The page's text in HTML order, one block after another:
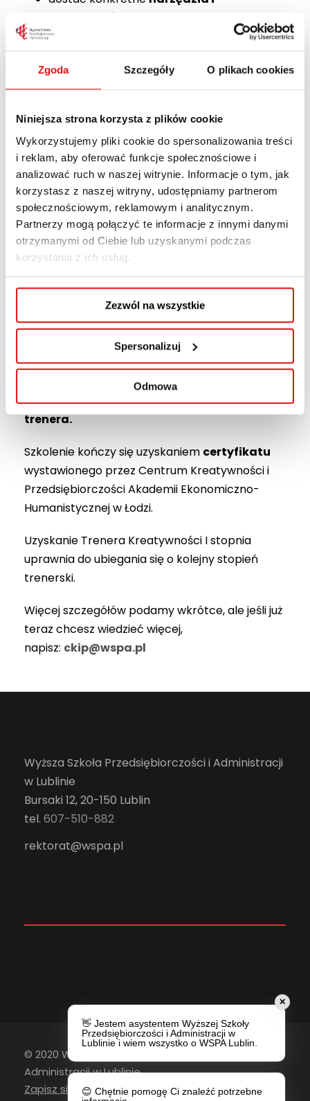
Zgoda Szczegóły O plikach cookies
Niniejsza strona korzysta z plików cookie
Wykorzystujemy pliki cookie do spersonalizowania treści
i reklam, aby oferować funkcje społecznościowe i
analizować ruch w naszej witrynie. Informacje o tym, jak
korzystasz z naszej witryny, udostępniamy partnerom
społecznościowym, reklamowym i analitycznym.
Partnerzy mogą połączyć te informacje z innymi danymi
otrzymanymi od Ciebie lub uzyskanymi podczas
korzystania z ich usług.
Zezwól na wszystkie
Spersonalizuj
Odmowa
umiejętności
zdobyć praktykę
w warsztatowej pracy z
ludźmi,
sprawdzić się w nowej roli,
przyjrzeć się sobie,
zobaczyć i usłyszeć na nowo drugiego
odkryć swój potencjał ipomóc odkryć go
u innych,
zdobyć umiejętności, które umożliwią Ci
zawodową współpracę z naszą Uczelnią
a to wszystko w przyjaznej i wspierającej
atmosferze, to zapraszamy na zajęcia
prowadzone przez doświadczonych trenerów i
trenerki na co dzień współpracujących z
Akademią Humanistyczno-Ekonomiczną w
Łodzi.
Po zakończeniu przygotowania trenerskiego
odbywa się rozmowa ewaluacyjna, której celem
jestukierunkowanie dalszego rozwoju pracy
trenera.
Szkolenie kończy się uzyskaniem certyfikatu
wystawionego przez Centrum Kreatywności i
Przedsiębiorczości Akademii Ekonomiczno-
Humanistycznej w Łodzi.
Uzyskanie Trenera Kreatywności I stopnia
uprawnia do ubiegania się o kolejny stopień
trenerski.
Więcej szczegółów podamy wkrótce, ale jeśli już
teraz chcesz wiedzieć więcej,
napisz: ckip@wspa.pl
Wyższa Szkoła Przedsiębiorczości i Administracji
w Lublinie
Bursaki 12, 20-150 Lublin
tel. 607-510-882
rektorat@wspa.pl
© 2020 Wyższa Szkoła Przedsiębiorczości i
Administracji w Lublinie
Zapisz się do newslettera
✕
👋 Jestem asystentem Wyższej Szkoły
Przedsiębiorczości i Administracji w
Lublinie i wiem wszystko o WSPA Lublin.
😊 Chętnie pomogę Ci znaleźć potrzebne